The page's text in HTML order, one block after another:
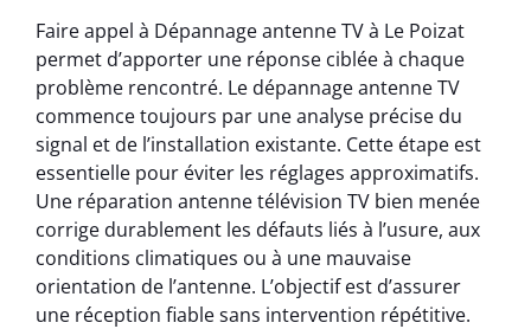
Faire appel à Dépannage antenne TV à Le Poizat
permet d’apporter une réponse ciblée à chaque
problème rencontré. Le dépannage antenne TV
commence toujours par une analyse précise du
signal et de l’installation existante. Cette étape est
essentielle pour éviter les réglages approximatifs.
Une réparation antenne télévision TV bien menée
corrige durablement les défauts liés à l’usure, aux
conditions climatiques ou à une mauvaise
orientation de l’antenne. L’objectif est d’assurer
une réception fiable sans intervention répétitive.